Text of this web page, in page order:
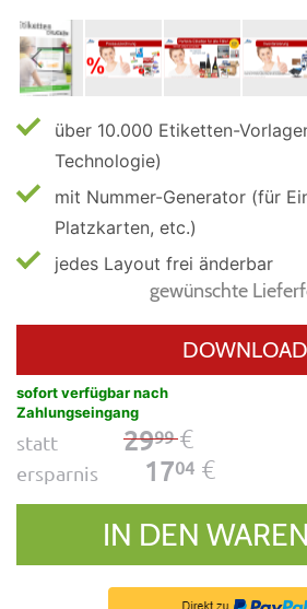
über 10.000 Etiketten-
Technologie)
mit Nummer-Generator (für
Platzkarten, etc.)
jedes Layout frei änderbar
gewünschte
DOWNLOAD
sofort verfügbar nach
Zahlungseingang
statt 2999€
ersparnis 1704 €
IN DEN